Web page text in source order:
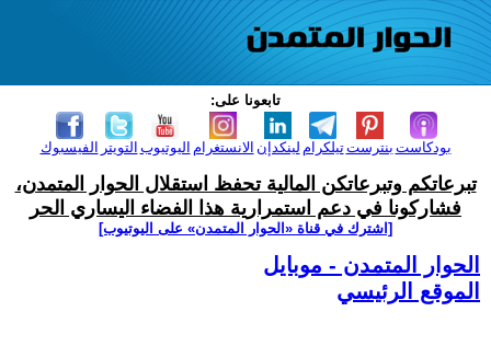
تابعونا على:
الفيسبوك التويتر اليوتيوب الانستغرام لينكدإن تيلكرامبنترست بودكاست
تبرعاتكم وتبرعاتكن المالية تحفظ استقلال الحوار المتمدن،
فشاركونا في دعم استمرارية هذا الفضاء اليساري الحر
[اشترك في قناة ‫«الحوار المتمدن» على اليوتيوب]
الحوار المتمدن - موبايل
الموقع الرئيسي